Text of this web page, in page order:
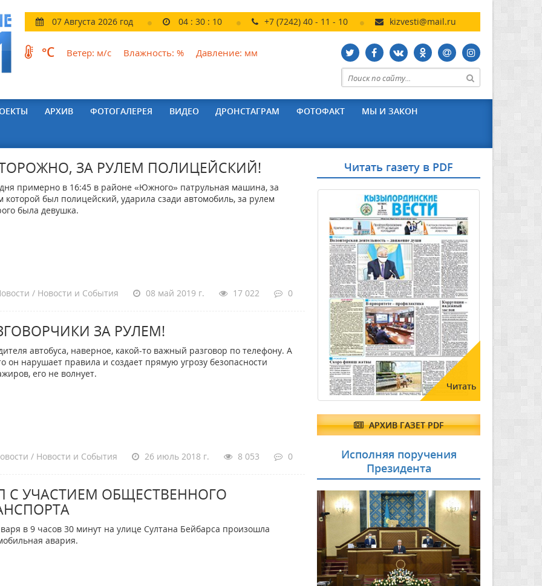
07 Августа 2026 год 04 : 30 : 11 +7 (7242) 40 - 11 - 10 kizvesti@mail.ru
°C Ветер: м/с Влажность: % Давление: мм
АРХИВ ФОТОГАЛЕРЕЯ ВИДЕО ДРОНСТАГРАМ ФОТОФАКТ МЫ И ЗАКОН
ЗА РУЛЕМ ПОЛИЦЕЙСКИЙ!
примерно в 16:45 в районе «Южного» патрульная машина, за
которой был полицейский, ударила сзади автомобиль, за рулем
была девушка.
/ Новости и События 08 май 2019 г. 17 022 0
ЗА РУЛЕМ!
автобуса, наверное, какой-то важный разговор по телефону. А
он нарушает правила и создает прямую угрозу безопасности
его не волнует.
/ Новости и События 26 июль 2018 г. 8 053 0
С УЧАСТИЕМ ОБЩЕСТВЕННОГО
в 9 часов 30 минут на улице Султана Бейбарса произошла
авария.
Читать газету в PDF
Читать
АРХИВ ГАЗЕТ PDF
Исполняя поручения
Президента